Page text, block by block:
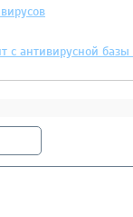
с антивирусной базы